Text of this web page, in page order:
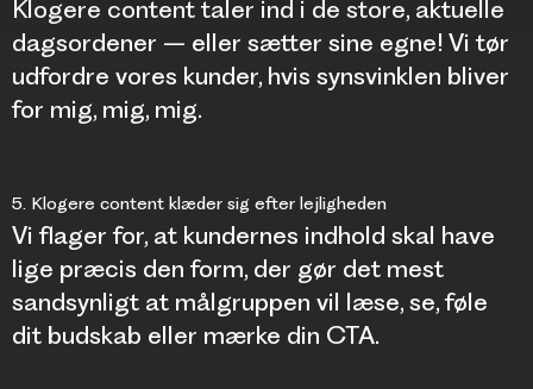
Klogere content taler ind i de store, aktuelle
dagsordener – eller sætter sine egne! Vi tør
udfordre vores kunder, hvis synsvinklen bliver
for mig, mig, mig.
5. Klogere content klæder sig efter lejligheden
Vi flager for, at kundernes indhold skal have
lige præcis den form, der gør det mest
sandsynligt at målgruppen vil læse, se, føle
dit budskab eller mærke din CTA.